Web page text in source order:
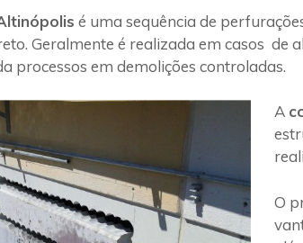
é uma sequência de
Geralmente é realizada em casos
processos em demolições controladas.
A
O